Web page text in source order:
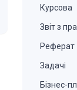
Курсова
Звіт з
Реферат
Задачі
Бізнес-